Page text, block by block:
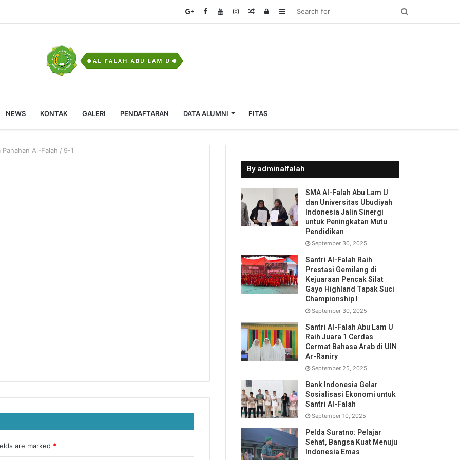
Sidebar
Log
Random
NEWS KONTAK GALERI PENDAFTARAN DATA ALUMNI FITAS
Al-Falah / 9-1
are marked *
By adminalfalah
SMA Al-Falah Abu Lam U
dan Universitas Ubudiyah
Indonesia Jalin Sinergi
untuk Peningkatan Mutu
Pendidikan
September 30, 2025
Santri Al-Falah Raih
Prestasi Gemilang di
Kejuaraan Pencak Silat
Gayo Highland Tapak Suci
Championship I
September 30, 2025
Santri Al-Falah Abu Lam U
Raih Juara 1 Cerdas
Cermat Bahasa Arab di UIN
Ar-Raniry
September 25, 2025
Bank Indonesia Gelar
Sosialisasi Ekonomi untuk
Santri Al-Falah
September 10, 2025
Pelda Suratno: Pelajar
Sehat, Bangsa Kuat Menuju
Indonesia Emas